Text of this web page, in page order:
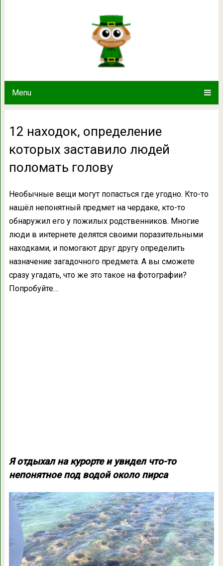
Menu
12 находок, определение
12 находок, определение
которых заставило людей
поломать голову
Необычные вещи могут попасться где угодно. Кто-то
нашёл непонятный предмет на чердаке, кто-то
обнаружил его у пожилых родственников. Многие
люди в интернете делятся своими поразительными
находками, и помогают друг другу определить
назначение загадочного предмета. А вы сможете
сразу угадать, что же это такое на фотографии?
Попробуйте…
Я отдыхал на курорте и увидел что-то
непонятное под водой около пирса